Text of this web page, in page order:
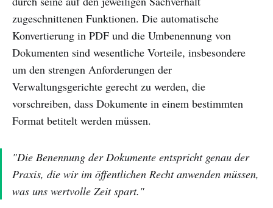
zugeschnittenen Funktionen. Die automatische
Konvertierung in PDF und die Umbenennung von
Dokumenten sind wesentliche Vorteile, insbesondere
um den strengen Anforderungen der
Verwaltungsgerichte gerecht zu werden, die
vorschreiben, dass Dokumente in einem bestimmten
Format betitelt werden müssen.
"Die Benennung der Dokumente entspricht genau der
Praxis, die wir im öffentlichen Recht anwenden müssen,
was uns wertvolle Zeit spart."